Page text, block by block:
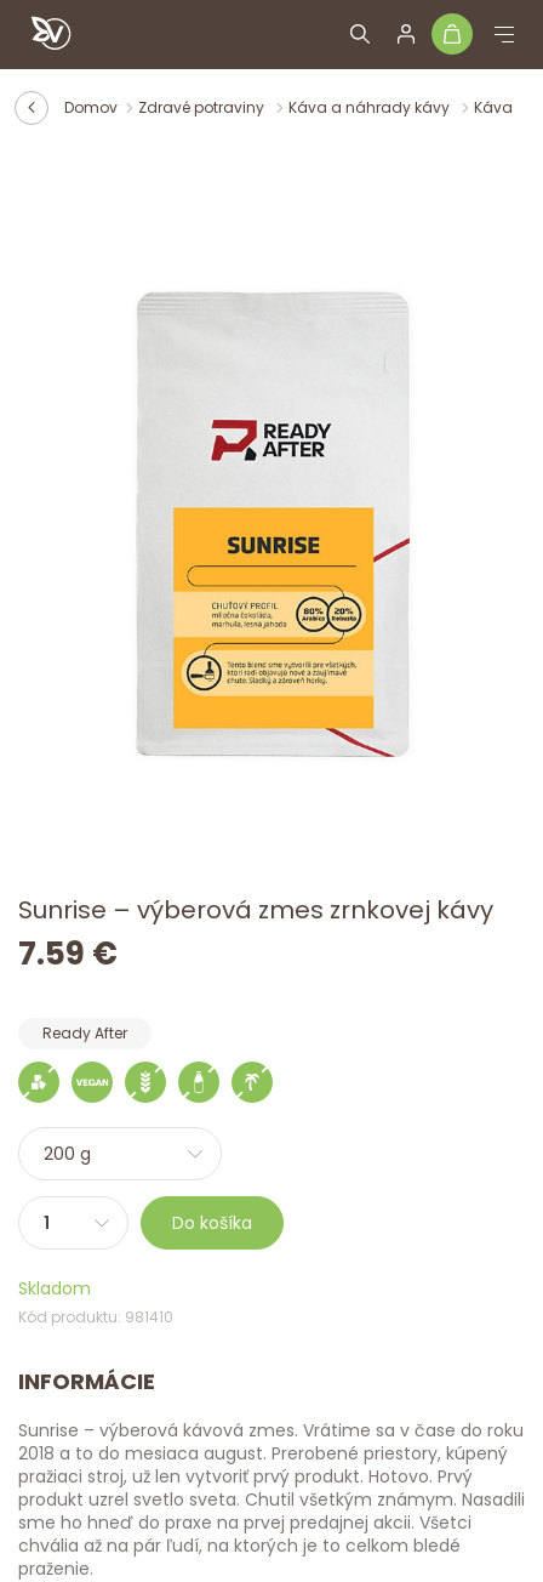
Domov Zdravé potraviny Káva a náhrady kávy Káva
Sunrise – výberová zmes zrnkovej kávy
7.59 €
Ready After
Do košíka
Skladom
Kód produktu: 981410
INFORMÁCIE
Sunrise – výberová kávová zmes. Vrátime sa v čase do roku
2018 a to do mesiaca august. Prerobené priestory, kúpený
pražiaci stroj, už len vytvoriť prvý produkt. Hotovo. Prvý
produkt uzrel svetlo sveta. Chutil všetkým známym. Nasadili
sme ho hneď do praxe na prvej predajnej akcii. Všetci
chvália až na pár ľudí, na ktorých je to celkom bledé
praženie.